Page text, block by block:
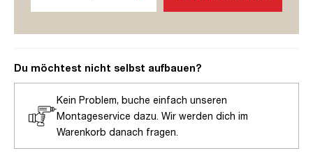
Du möchtest nicht selbst aufbauen?
Kein Problem, buche einfach unseren
Montageservice dazu. Wir werden dich im
Warenkorb danach fragen.